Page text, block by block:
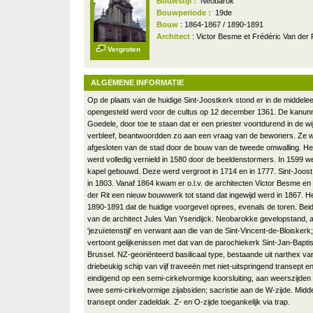
Vergroten
Bouwperiode :
19de
Bouw : 1864-1867 / 1890-1891
Architect : Victor Besme et Frédéric Van der
ALGEMENE INFORMATIE
Op de plaats van de huidige Sint-Joostkerk stond er in de
opengesteld werd voor de cultus op 12 december 1361. De
Goedele, door toe te staan dat er een priester voortdurend in de
verbleef, beantwoordden zo aan een vraag van de bewoners. Ze
afgesloten van de stad door de bouw van de tweede omwalling.
werd volledig vernield in 1580 door de beeldenstormers. In 1599
kapel gebouwd. Deze werd vergroot in 1714 en in 1777. Sint-
in 1803. Vanaf 1864 kwam er o.l.v. de architecten Victor Besme
der Rit een nieuw bouwwerk tot stand dat ingewijd werd in 1867.
1890-1891 dat de huidige voorgevel oprees, evenals de toren.
van de architect Jules Van Ysendijck. Neobarokke gevelopstand,
'jezuïetenstijl' en verwant aan die van de Sint-Vincent-de-
vertoont gelijkenissen met dat van de parochiekerk Sint-Jan-
Brussel. NZ-georiënteerd basilicaal type, bestaande uit narthex
driebeukig schip van vijf traveeën met niet-uitspringend transept
eindigend op een semi-cirkelvormige koorsluiting, aan
twee semi-cirkelvormige zijabsiden; sacristie aan de W-zijde.
transept onder zadeldak. Z- en O-zijde toegankelijk via trap.